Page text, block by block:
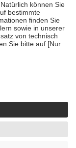
die von der
Bewertungen
künstlicher